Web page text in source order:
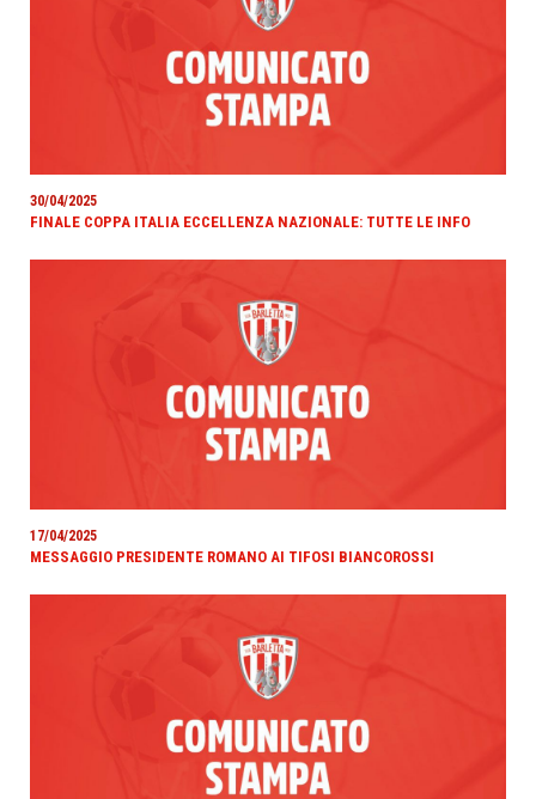
30/04/2025
FINALE COPPA ITALIA ECCELLENZA NAZIONALE: TUTTE LE INFO
17/04/2025
MESSAGGIO PRESIDENTE ROMANO AI TIFOSI BIANCOROSSI